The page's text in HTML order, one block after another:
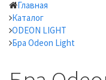
Главная
Каталог
ODEON LIGHT
Бра Odeon Light